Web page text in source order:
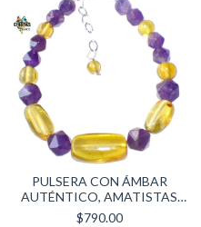
PULSERA CON ÁMBAR
AUTÉNTICO, AMATISTAS
FACETEADAS & PLATA LEY
$790.00